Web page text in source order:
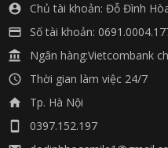
 Chủ tài khoản: Đỗ Đình
 Số tài khoản:
 Ngân hàng:Vietcombank
 Thời gian làm việc 24/7
 Tp. Hà Nội
 0397.152.197